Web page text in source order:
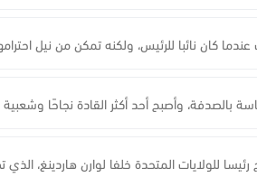
كان نائبا للرئيس، ولكنه تمكن من نيل
بالصدفة، وأصبح أحد أكثر القادة نجاحًا وشعبية
للولايات المتحدة خلفا لوارن هاردينغ،